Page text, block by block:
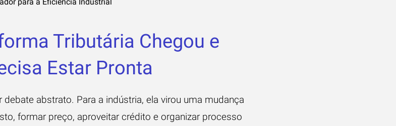
Tributária Chegou e
Estar Pronta
abstrato. Para a indústria, ela virou uma mudança
formar preço, aproveitar crédito e organizar processo